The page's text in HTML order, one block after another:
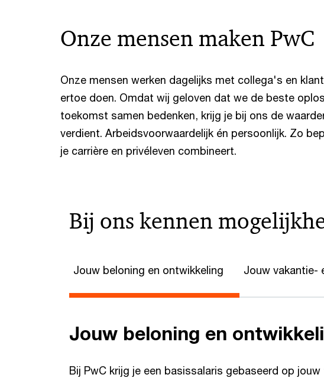
Onze mensen maken PwC
Onze mensen werken dagelijks met collega's en
ertoe doen. Omdat wij geloven dat we de beste
toekomst samen bedenken, krijg je bij ons de
verdient. Arbeidsvoorwaardelijk én persoonlijk. Zo
je carrière en privéleven combineert.
Bij ons kennen
Jouw beloning en ontwikkeling Jouw vakantie-
Jouw beloning en
Bij PwC krijg je een basissalaris gebaseerd op